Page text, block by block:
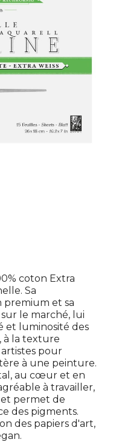
coton Extra
Sa
premium et sa
le marché, lui
et luminosité des
à la texture
pour
à une peinture.
au cœur et en
à travailler,
permet de
des pigments.
des papiers d'art,